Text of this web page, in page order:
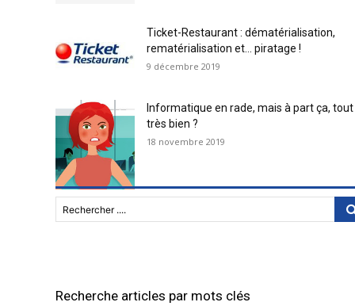
Ticket-Restaurant : dématérialisation,
rematérialisation et… piratage !
9 décembre 2019
Informatique en rade, mais à part ça, tout
très bien ?
18 novembre 2019
Rechercher ....
Recherche articles par mots clés